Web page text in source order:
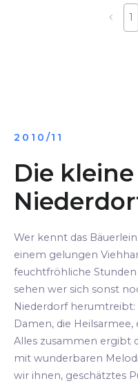
1
2010/11
Die kleine
Wer kennt das
einem gelungen
feuchtfröhliche
sehen wer sich sonst
Niederdorf herumtreibt:
Damen, die
Alles zusammen ergibt
mit wunderbaren
wir ihnen, geschätztes